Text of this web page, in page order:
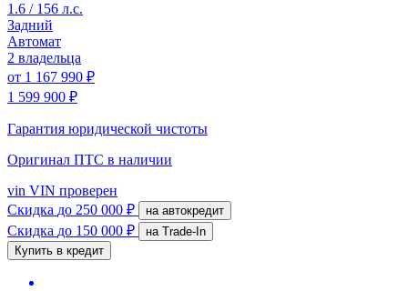
1.6 / 156 л.с.
Задний
Автомат
2 владельца
от 1 167 990 ₽
1 599 900 ₽
Гарантия юридической чистоты
Оригинал ПТС в наличии
vin VIN проверен
Скидка до 250 000 ₽ на автокредит
Скидка до 150 000 ₽
на Trade-In
Купить в кредит